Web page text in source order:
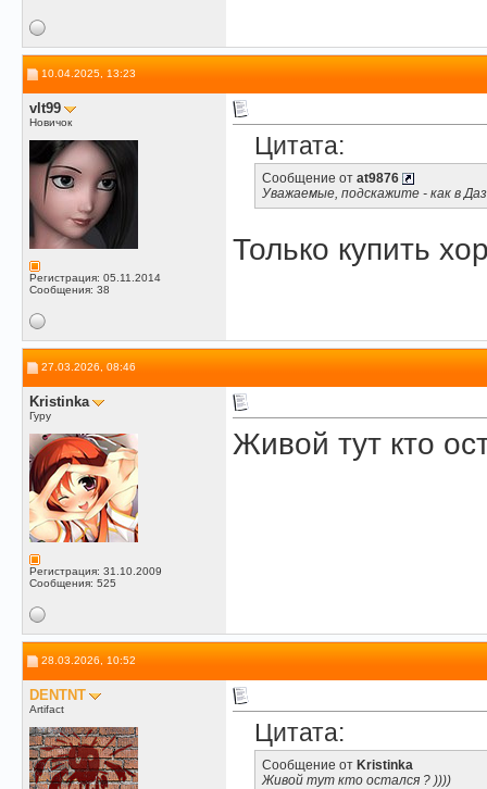
10.04.2025, 13:23
vlt99
Новичок
Регистрация: 05.11.2014
Сообщения: 38
Цитата:
Сообщение от at9876
Уважаемые, подскажите - как в
Только купить
27.03.2026, 08:46
Kristinka
Гуру
Регистрация: 31.10.2009
Сообщения: 525
Живой тут кто
28.03.2026, 10:52
DENTNT
Artifact
Цитата:
Сообщение от Kristinka
Живой тут кто остался ? ))))